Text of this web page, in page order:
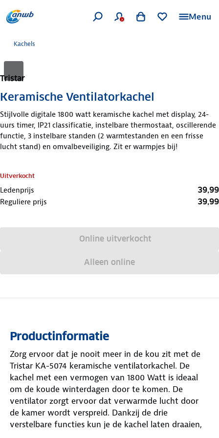
Menu
Kachels
Tristar
Keramische Ventilatorkachel
Stijlvolle digitale 1800 watt keramische kachel met display, 24-
uurs timer, IP21 classificatie, instelbare thermostaat, oscillerende
functie, 3 instelbare standen (2 warmtestanden en een frisse
lucht stand) en omvalbeveiliging. Zit er warmpjes bij!
Uitverkocht
Ledenprijs 39,99
Reguliere prijs 39,99
Online uitverkocht
Alleen online
Productinformatie
Zorg ervoor dat je nooit meer in de kou zit met de
Tristar KA-5074 keramische ventilatorkachel. De
kachel met een vermogen van 1800 Watt is ideaal
om de koude winterdagen door te komen. De
ventilator zorgt ervoor dat verwarmde lucht door
de kamer wordt verspreid. Dankzij de drie
verstelbare functies kun je de kachel laten draaien,